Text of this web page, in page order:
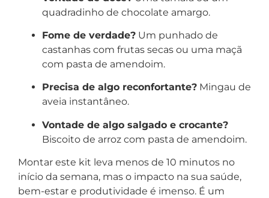
quadradinho de chocolate amargo.
Fome de verdade? Um punhado de
castanhas com frutas secas ou uma maçã
com pasta de amendoim.
Precisa de algo reconfortante? Mingau de
aveia instantâneo.
Vontade de algo salgado e crocante?
Biscoito de arroz com pasta de amendoim.
Montar este kit leva menos de 10 minutos no
início da semana, mas o impacto na sua saúde,
bem-estar e produtividade é imenso. É um